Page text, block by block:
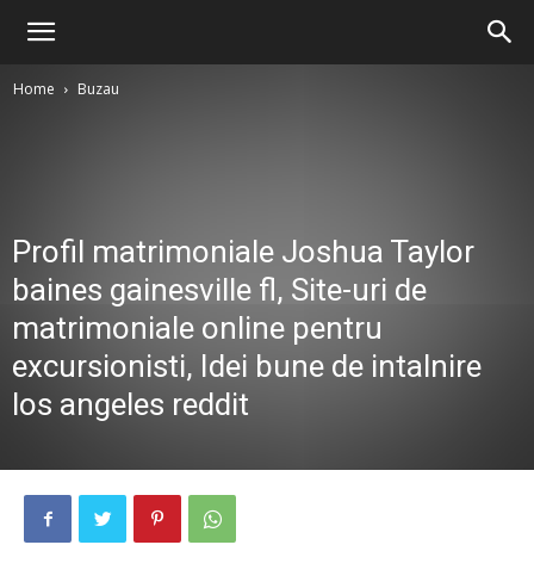
Home Buzau
Profil matrimoniale Joshua Taylor
baines gainesville fl, Site-uri de
matrimoniale online pentru
excursionisti, Idei bune de intalnire
los angeles reddit